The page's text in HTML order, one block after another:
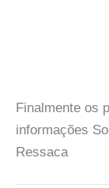
Finalmente os
informações
Ressaca